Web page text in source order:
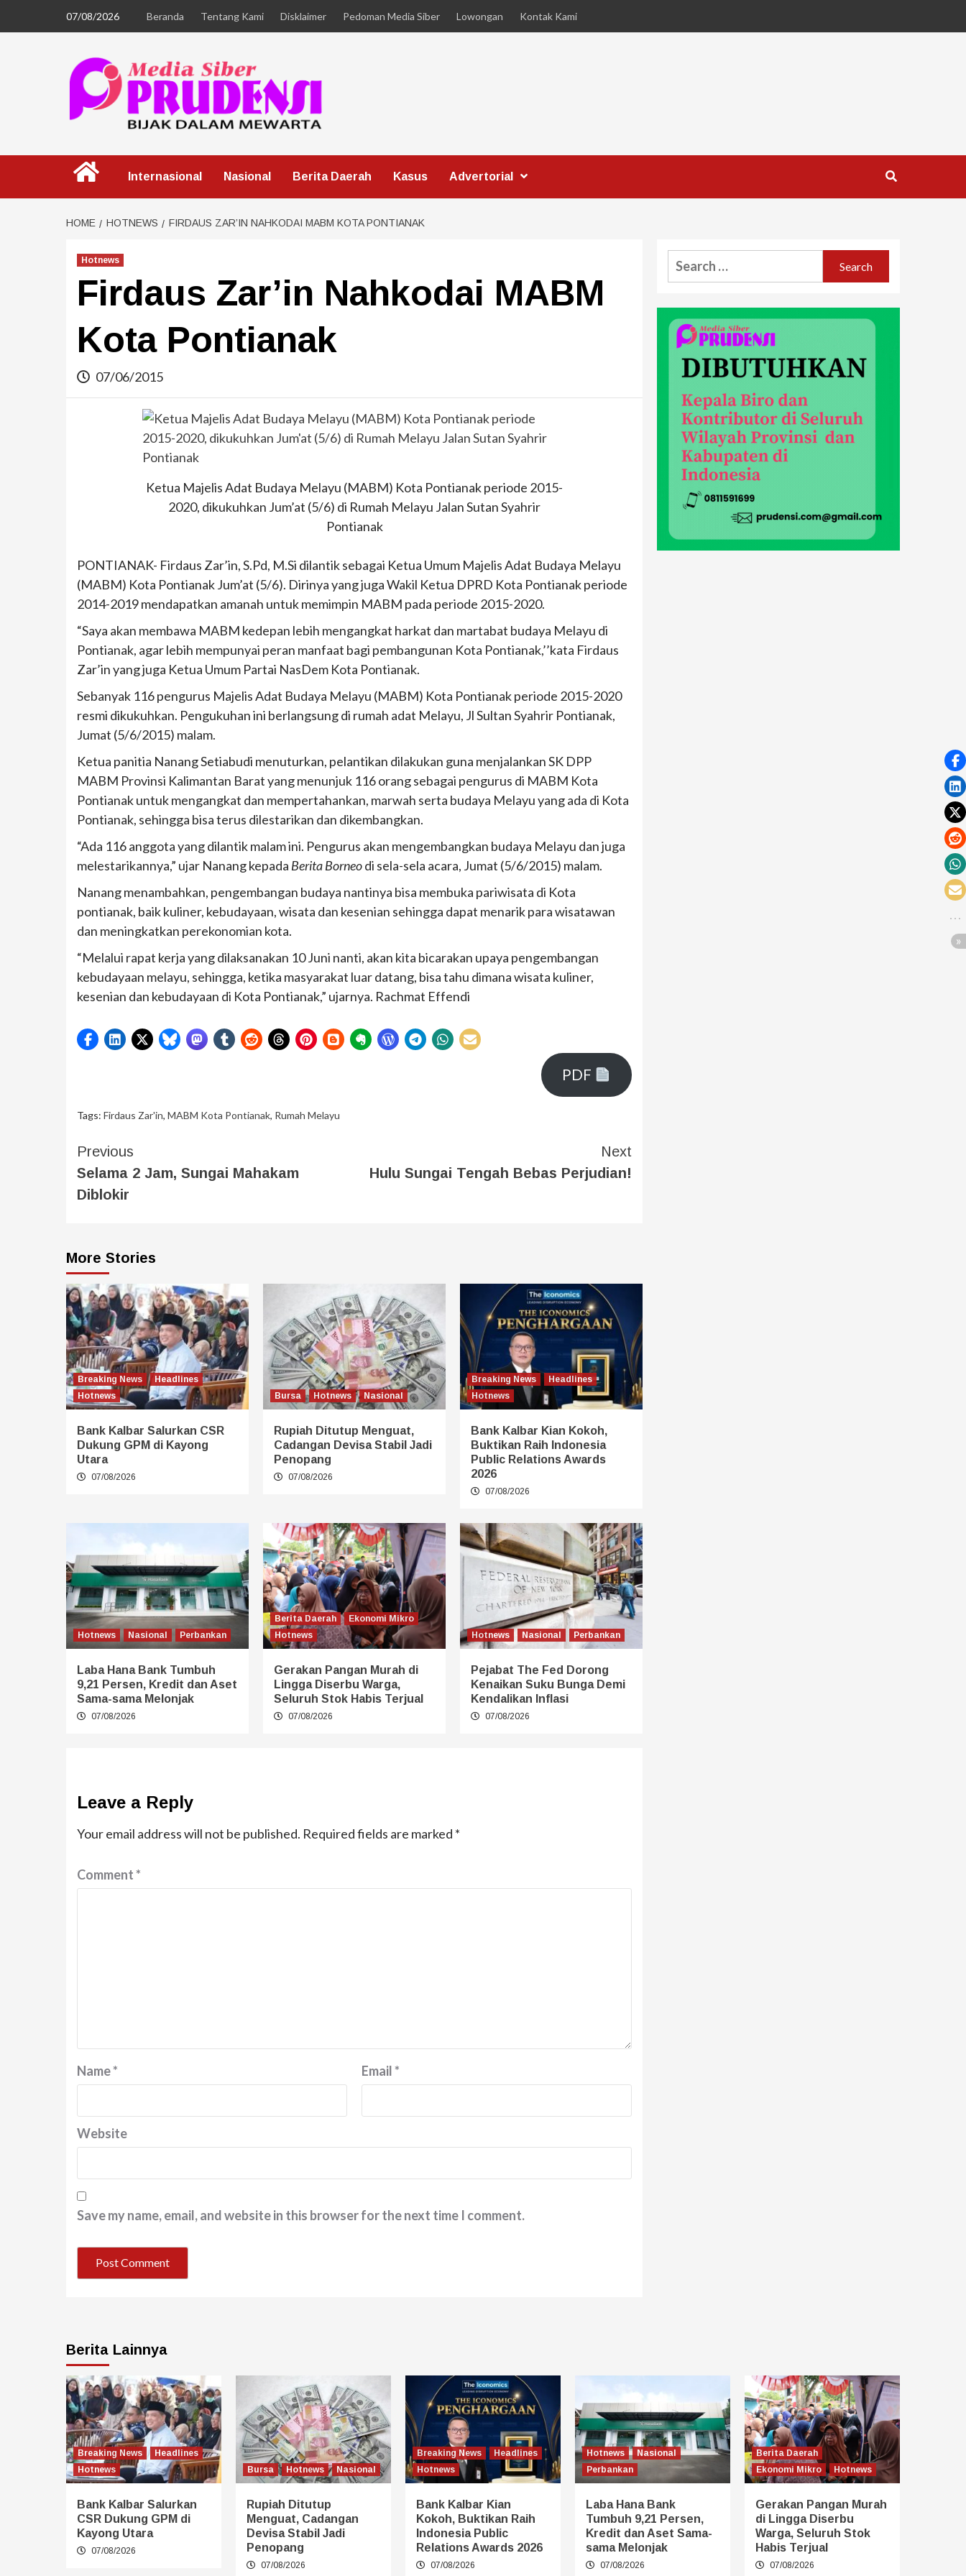
07/08/2026 Beranda Tentang Kami Disklaimer Pedoman Media Siber Lowongan Kontak Kami
Internasional Nasional Berita Daerah Kasus Advertorial
HOME HOTNEWS FIRDAUS ZAR’IN NAHKODAI MABM KOTA PONTIANAK
Hotnews
Firdaus Zar’in Nahkodai MABM
Kota Pontianak
07/06/2015
Ketua Majelis Adat Budaya Melayu (MABM) Kota Pontianak periode 2015-
2020, dikukuhkan Jum’at (5/6) di Rumah Melayu Jalan Sutan Syahrir
Pontianak
PONTIANAK- Firdaus Zar’in, S.Pd, M.Si dilantik sebagai Ketua Umum Majelis Adat Budaya Melayu
(MABM) Kota Pontianak Jum’at (5/6). Dirinya yang juga Wakil Ketua DPRD Kota Pontianak periode
2014-2019 mendapatkan amanah untuk memimpin MABM pada periode 2015-2020.
“Saya akan membawa MABM kedepan lebih mengangkat harkat dan martabat budaya Melayu di
Pontianak, agar lebih mempunyai peran manfaat bagi pembangunan Kota Pontianak,’’kata Firdaus
Zar’in yang juga Ketua Umum Partai NasDem Kota Pontianak.
Sebanyak 116 pengurus Majelis Adat Budaya Melayu (MABM) Kota Pontianak periode 2015-2020
resmi dikukuhkan. Pengukuhan ini berlangsung di rumah adat Melayu, Jl Sultan Syahrir Pontianak,
Jumat (5/6/2015) malam.
Ketua panitia Nanang Setiabudi menuturkan, pelantikan dilakukan guna menjalankan SK DPP
MABM Provinsi Kalimantan Barat yang menunjuk 116 orang sebagai pengurus di MABM Kota
Pontianak untuk mengangkat dan mempertahankan, marwah serta budaya Melayu yang ada di Kota
Pontianak, sehingga bisa terus dilestarikan dan dikembangkan.
“Ada 116 anggota yang dilantik malam ini. Pengurus akan mengembangkan budaya Melayu dan juga
melestarikannya,” ujar Nanang kepada Berita Borneodi sela-sela acara, Jumat (5/6/2015) malam.
Nanang menambahkan, pengembangan budaya nantinya bisa membuka pariwisata di Kota
pontianak, baik kuliner, kebudayaan, wisata dan kesenian sehingga dapat menarik para wisatawan
dan meningkatkan perekonomian kota.
“Melalui rapat kerja yang dilaksanakan 10 Juni nanti, akan kita bicarakan upaya pengembangan
kebudayaan melayu, sehingga, ketika masyarakat luar datang, bisa tahu dimana wisata kuliner,
kesenian dan kebudayaan di Kota Pontianak,” ujarnya. Rachmat Effendi
PDF
Tags: Firdaus Zar'in, MABM Kota Pontianak, Rumah Melayu
Previous
Selama 2 Jam, Sungai Mahakam
Diblokir
Next
Hulu Sungai Tengah Bebas Perjudian!
More Stories
Breaking News
Headlines
Hotnews
Bank Kalbar Salurkan CSR
Dukung GPM di Kayong
Utara
07/08/2026
Bursa Hotnews Nasional
Rupiah Ditutup Menguat,
Cadangan Devisa Stabil Jadi
Penopang
07/08/2026
Breaking News
Headlines
Hotnews
Bank Kalbar Kian Kokoh,
Buktikan Raih Indonesia
Public Relations Awards
2026
07/08/2026
Hotnews Nasional Perbankan
Laba Hana Bank Tumbuh
9,21 Persen, Kredit dan Aset
Sama-sama Melonjak
07/08/2026
Berita Daerah
Ekonomi Mikro
Hotnews
Gerakan Pangan Murah di
Lingga Diserbu Warga,
Seluruh Stok Habis Terjual
07/08/2026
Hotnews Nasional Perbankan
Pejabat The Fed Dorong
Kenaikan Suku Bunga Demi
Kendalikan Inflasi
07/08/2026
Leave a Reply
Your email address will not be published. Required fields are marked *
Comment*
Name* Email*
Website
Save my name, email, and website in this browser for the next time I comment.
Berita Lainnya
Breaking News
Headlines
Hotnews
Bank Kalbar Salurkan
CSR Dukung GPM di
Kayong Utara
07/08/2026
Bursa Hotnews Nasional
Rupiah Ditutup
Menguat, Cadangan
Devisa Stabil Jadi
Penopang
07/08/2026
Breaking News
Headlines
Hotnews
Bank Kalbar Kian
Kokoh, Buktikan Raih
Indonesia Public
Relations Awards 2026
07/08/2026
Hotnews
Nasional
Perbankan
Laba Hana Bank
Tumbuh 9,21 Persen,
Kredit dan Aset Sama-
sama Melonjak
07/08/2026
Berita Daerah
Ekonomi Mikro
Hotnews
Gerakan Pangan Murah
di Lingga Diserbu
Warga, Seluruh Stok
Habis Terjual
07/08/2026